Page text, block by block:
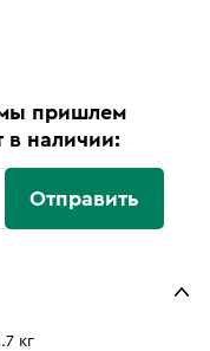
пришлем
в наличии:
Отправить
кг